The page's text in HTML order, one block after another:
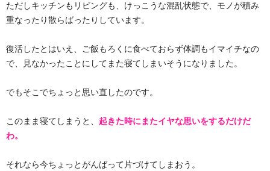
ただしキッチンもリビングも、けっこうな混乱状態で、モノが積み
重なったり散らばったりしています。
復活したとはいえ、ご飯もろくに食べておらず体調もイマイチなの
で、見なかったことにしてまた寝てしまいそうになりました。
でもそこでちょっと思い直したのです。
このまま寝てしまうと、 起きた時にまたイヤな思いをするだけだ
わ。
それなら今ちょっとがんばって片づけてしまおう。